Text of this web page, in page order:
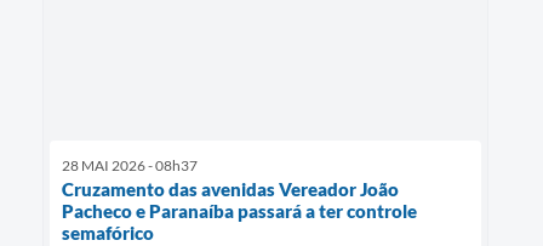
28 MAI 2026 - 08h37
Cruzamento das avenidas Vereador João
Pacheco e Paranaíba passará a ter controle
semafórico